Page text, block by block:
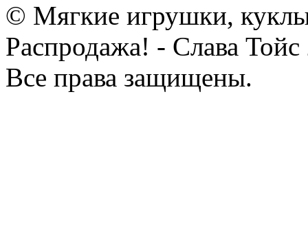
© Мягкие игрушки,
Распродажа! - Слава Тойс
Все права защищены.